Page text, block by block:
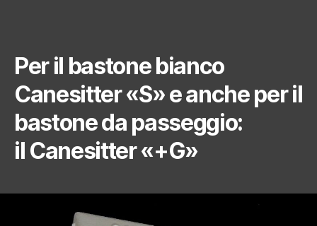
Per il bastone bianco
Canesitter «S» e anche per il
bastone da passeggio:
il Canesitter «+G»